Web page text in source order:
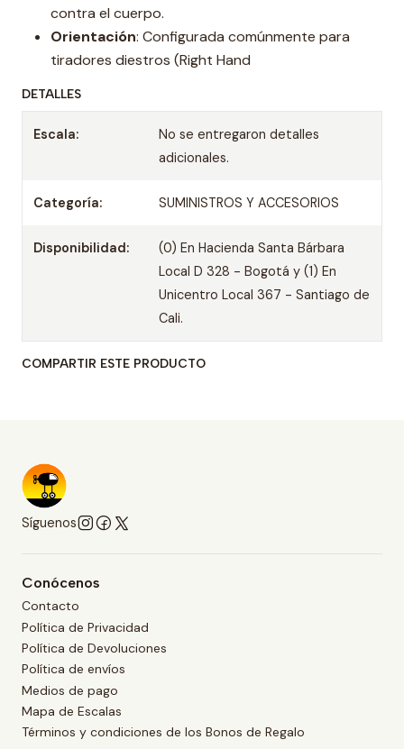
contra el cuerpo.
Orientación: Configurada comúnmente para
tiradores diestros (Right Hand
DETALLES
Escala:
No se entregaron detalles
adicionales.
Categoría: SUMINISTROS Y ACCESORIOS
Disponibilidad:
(0) En Hacienda Santa Bárbara
Local D 328 - Bogotá y (1) En
Unicentro Local 367 - Santiago de
Cali.
COMPARTIR ESTE PRODUCTO
Síguenos
Conócenos
Contacto
Política de Privacidad
Política de Devoluciones
Política de envíos
Medios de pago
Mapa de Escalas
Términos y condiciones de los Bonos de Regalo